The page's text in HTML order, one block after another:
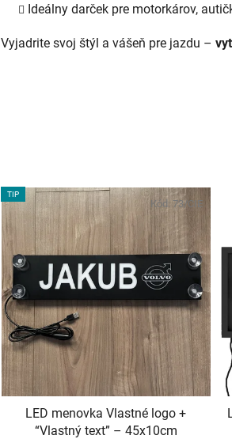
Ideálny darček pre motorkárov,
Vyjadrite svoj štýl a vášeň pre jazdu –
TIP
LED menovka Vlastné logo +
“Vlastný text” – 45x10cm
Kód: 73/CIE